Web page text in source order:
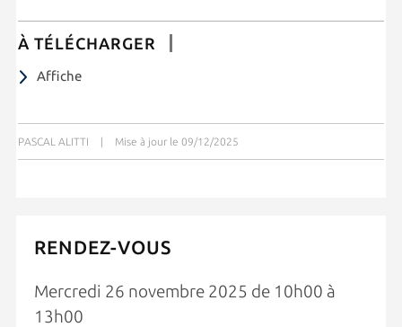
À TÉLÉCHARGER
Affiche
PASCAL ALITTI | Mise à jour le 09/12/2025
RENDEZ-VOUS
Mercredi 26 novembre 2025 de 10h00 à
13h00